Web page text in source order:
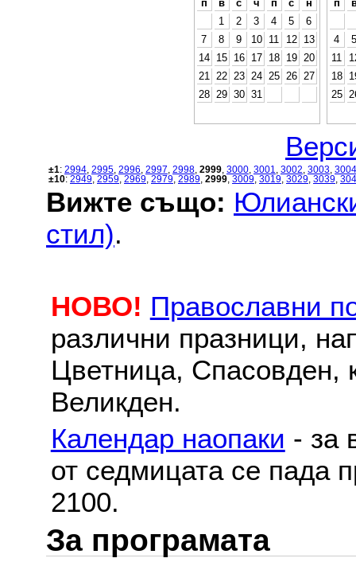
п
в с ч п с
н
1
2 3 4 5
6
7
8 9 10 11 12
13
14
15 16 17 18 19
20
21
22 23 24 25 26
27
28
29 30 31
п
4
5
11
18
25
±1: 2994 2995 2996 2997 2998 2999 3000 3001 3002 3003 3004
±10: 2949 2959 2969 2979 2989 2999 3009 3019 3029 3039
Вижте също:
стил).
НОВО! Православни
различни празници,
Цветница, Спасовден,
Великден.
Календар наопаки - за
от седмицата се пада
2100.
За програмата